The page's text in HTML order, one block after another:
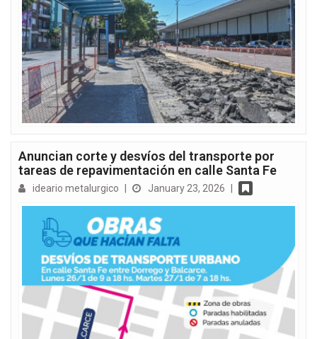
Anuncian corte y desvíos del transporte por
tareas de repavimentación en calle Santa Fe
ideario metalurgico January 23, 2026